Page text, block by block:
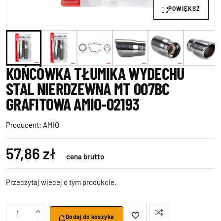
POWIĘKSZ
KOŃCÓWKA TŁUMIKA WYDECHU
STAL NIERDZEWNA MT 007BC
GRAFITOWA AMIO-02193
Producent: AMIO
57,86 zł cena brutto
Przeczytaj wiecej o tym produkcie.
1 Dodaj do koszyka